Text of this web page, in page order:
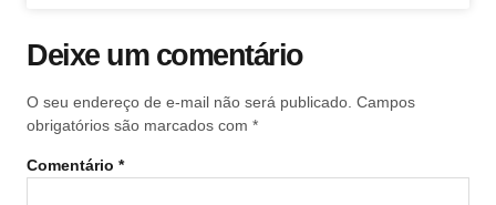
Deixe um comentário
O seu endereço de e-mail não será publicado. Campos
obrigatórios são marcados com *
Comentário *